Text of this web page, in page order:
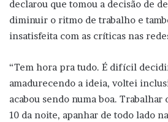
declarou que tomou a decisão de
diminuir o ritmo de trabalho e
insatisfeita com as críticas nas
“Tem hora pra tudo. É difícil
amadurecendo a ideia, voltei
acabou sendo numa boa. Trabalhar
10 da noite, apanhar de todo lado